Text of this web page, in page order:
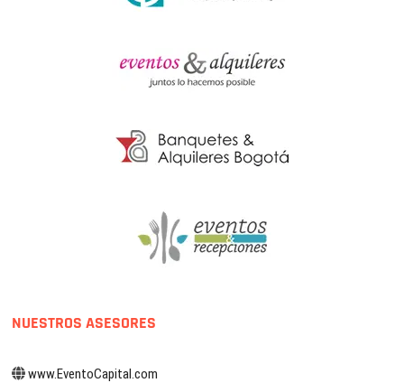
NUESTROS ASESORES
www.EventoCapital.com